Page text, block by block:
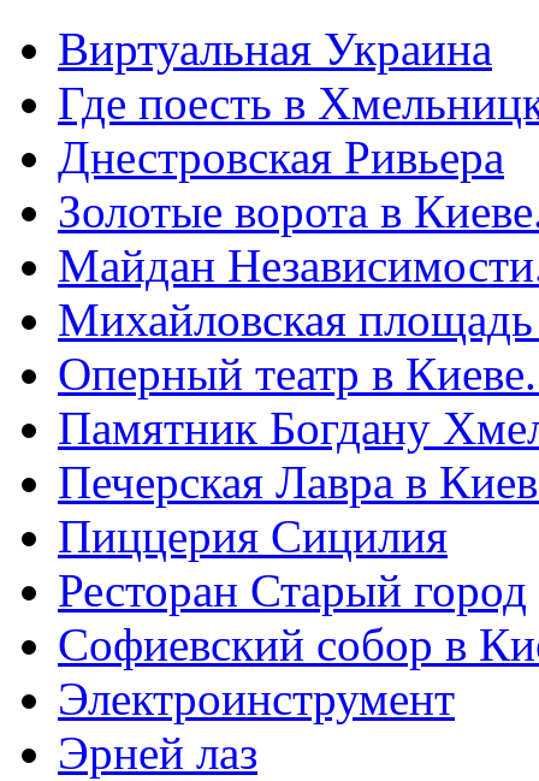
Виртуальная Украина
Где поесть в
Днестровская Ривьера
Золотые ворота в
Майдан
Михайловская
Оперный театр в
Памятник Богдану
Печерская Лавра в
Пиццерия Сицилия
Ресторан Старый город
Софиевский собор в
Электроинструмент
Эрней лаз